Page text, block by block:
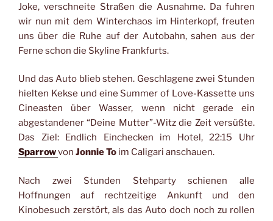
Joke, verschneite Straßen die Ausnahme. Da fuhren
wir nun mit dem Winterchaos im Hinterkopf, freuten
uns über die Ruhe auf der Autobahn, sahen aus der
Ferne schon die Skyline Frankfurts.
Und das Auto blieb stehen. Geschlagene zwei Stunden
hielten Kekse und eine Summer of Love-Kassette uns
Cineasten über Wasser, wenn nicht gerade ein
abgestandener “Deine Mutter”-Witz die Zeit versüßte.
Das Ziel: Endlich Einchecken im Hotel, 22:15 Uhr
Sparrowvon Jonnie To im Caligari anschauen.
Nach zwei Stunden Stehparty schienen alle
Hoffnungen auf rechtzeitige Ankunft und den
Kinobesuch zerstört, als das Auto doch noch zu rollen